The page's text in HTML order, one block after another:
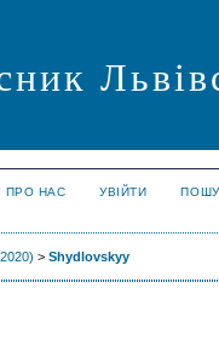
ПРО НАС УВІЙТИ
>Shydlovskyy